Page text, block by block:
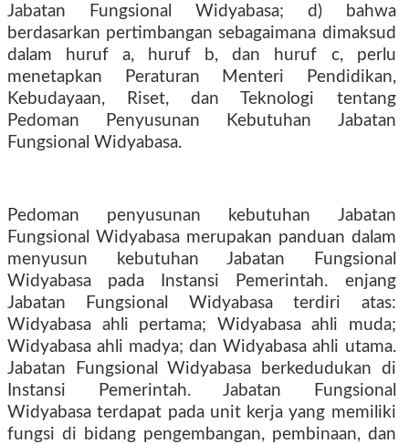
Jabatan Fungsional Widyabasa; d) bahwa
berdasarkan pertimbangan sebagaimana dimaksud
dalam huruf a, huruf b, dan huruf c, perlu
menetapkan Peraturan Menteri Pendidikan,
Kebudayaan, Riset, dan Teknologi tentang
Pedoman Penyusunan Kebutuhan Jabatan
Fungsional Widyabasa.
Pedoman penyusunan kebutuhan Jabatan
Fungsional Widyabasa merupakan panduan dalam
menyusun kebutuhan Jabatan Fungsional
Widyabasa pada Instansi Pemerintah. enjang
Jabatan Fungsional Widyabasa terdiri atas:
Widyabasa ahli pertama; Widyabasa ahli muda;
Widyabasa ahli madya; dan Widyabasa ahli utama.
Jabatan Fungsional Widyabasa berkedudukan di
Instansi Pemerintah. Jabatan Fungsional
Widyabasa terdapat pada unit kerja yang memiliki
fungsi di bidang pengembangan, pembinaan, dan